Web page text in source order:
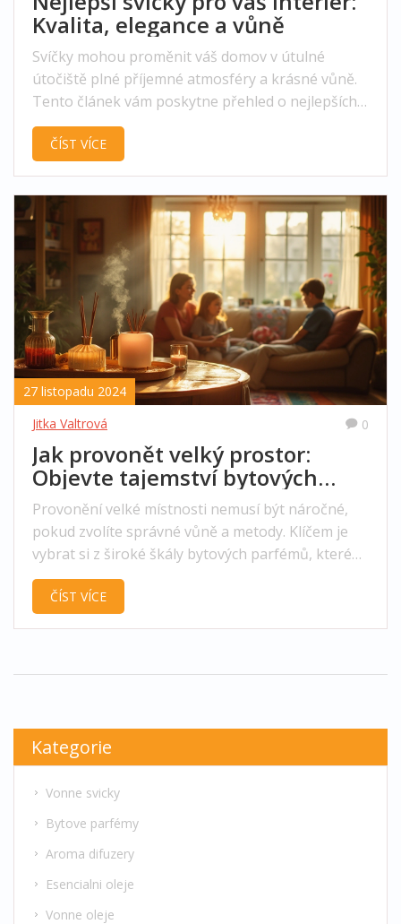
Kvalita, elegance a vůně
Svíčky mohou proměnit váš domov v útulné
útočiště plné příjemné atmosféry a krásné vůně.
Tento článek vám poskytne přehled o nejlepších
značkách a typech svíček, které okouzlí nejen
svým designem, ale i trvanlivostí a intenzitou
vašim osobním preferencím a stylu interiéru, a
získáte tipy na jejich správné použití pro
maximální efekt. Ať už hledáte vonné svíčky pro
relaxaci nebo elegantní kousky pro dekoraci,
najdete zde inspiraci a užitečné rady.
ČÍST VÍCE
27 listopadu 2024
Jitka Valtrová
0
Jak provonět velký prostor:
Objevte tajemství bytových
parfémů
Provonění velké místnosti nemusí být náročné,
pokud zvolíte správné vůně a metody. Klíčem je
vybrat si z široké škály bytových parfémů, které
dokážou přeměnit prostor dle vašich představ.
Různé způsoby distribuce vůně, jako jsou
ČÍST VÍCE
Kategorie
Vonne svicky
Bytove parfémy
Aroma difuzery
Esencialni oleje
Vonne oleje